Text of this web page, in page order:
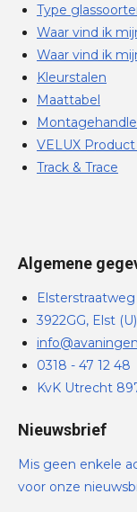
Type
Waar vind ik
Waar vind ik
Kleurstalen
Maattabel
VELUX
Track & Trace
Algemene
Elsterstraatweg
3922GG, Elst (U)
0318 - 47 12 48
KvK Utrecht
Nieuwsbrief
Mis geen enkele
voor onze